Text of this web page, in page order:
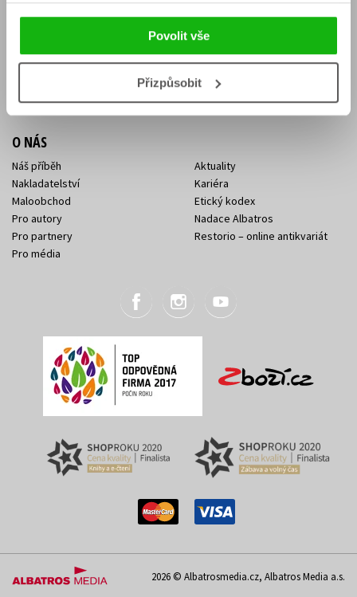
Povolit vše
Přizpůsobit
KONTAKTY
Sídlo společnosti
Kontakty Albatros Media
O NÁS
Náš příběh
Nakladatelství
Maloobchod
Pro autory
Pro partnery
Pro média
Aktuality
Kariéra
Etický kodex
Nadace Albatros
Restorio – online antikvariát
2026 © Albatrosmedia.cz, Albatros Media a.s.